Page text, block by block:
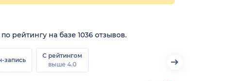
рейтингу на базе 1036 отзывов.
запись
С рейтингом
выше 4.0